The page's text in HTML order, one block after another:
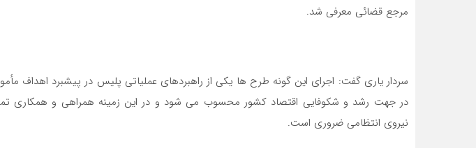
مرجع قضائي معرفي شد.
سردار یاری گفت: اجراي اين گونه طرح ها يکي از راهبردهاي عملياتي پليس در پيشبرد اهداف
در جهت رشد و شكوفايي اقتصاد كشور محسوب مي شود و در اين زمينه همراهي و همكاري
نيروي انتظامي ضروري است.